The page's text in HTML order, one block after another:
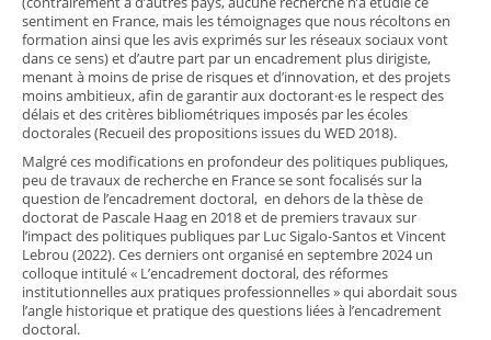
sentiment en France, mais les témoignages que nous récoltons en
formation ainsi que les avis exprimés sur les réseaux sociaux vont
dans ce sens) et d’autre part par un encadrement plus dirigiste,
menant à moins de prise de risques et d’innovation, et des projets
moins ambitieux, afin de garantir aux doctorant·es le respect des
délais et des critères bibliométriques imposés par les écoles
doctorales (Recueil des propositions issues du WED 2018).
Malgré ces modifications en profondeur des politiques publiques,
peu de travaux de recherche en France se sont focalisés sur la
question de l’encadrement doctoral, en dehors de la thèse de
doctorat de Pascale Haag en 2018 et de premiers travaux sur
l’impact des politiques publiques par Luc Sigalo-Santos et Vincent
Lebrou (2022). Ces derniers ont organisé en septembre 2024 un
colloque intitulé « L’encadrement doctoral, des réformes
institutionnelles aux pratiques professionnelles » qui abordait sous
l’angle historique et pratique des questions liées à l’encadrement
doctoral.